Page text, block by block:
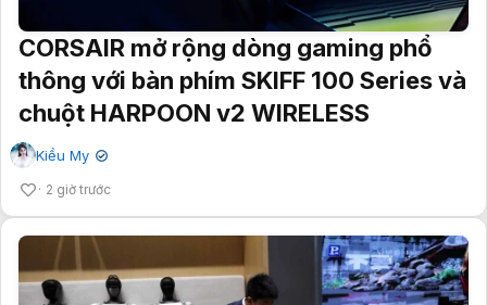
CORSAIR mở rộng dòng gaming phổ
thông với bàn phím SKIFF 100 Series và
chuột HARPOON v2 WIRELESS
Kiều My ✔
2 giờ trước